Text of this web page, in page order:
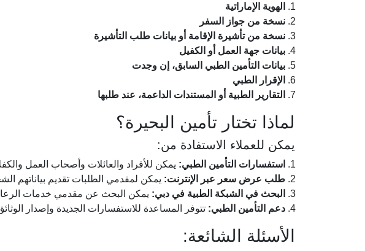
الهوية الإماراتية
نسخة من جواز السفر
نسخة من تأشيرة الإقامة أو بيانات طلب التأشيرة
بيانات جهة العمل أو الكفيل
بيانات التأمين الطبي السابق، إن وجدت
الإقرار الطبي
التقارير الطبية أو المستندات الداعمة، عند طلبها
لماذا تختار تأمين البحيرة؟
يمكن للعملاء الاستفادة من:
استفسارات التأمين الطبي: يمكن للأفراد والعائلات وأصحاب العمل
طلب عرض سعر عبر الإنترنت: يمكن لمقدمي الطلبات تقديم بياناتهم
البحث في الشبكة الطبية في دبي: يمكن البحث عن مقدمي خدمات
دعم التأمين الطبي: تتوفر المساعدة للاستفسارات الجديدة وإصدار
الأسئلة الشائعة: